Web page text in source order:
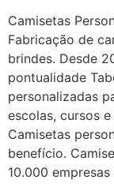
Camisetas
Fabricação de
brindes. Desde
pontualidade
personalizadas
escolas, cursos
Camisetas
benefício.
10.000